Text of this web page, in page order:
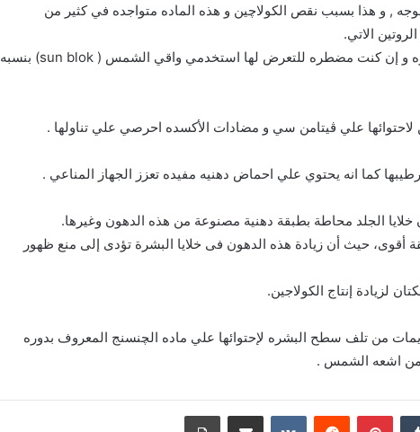
, و هذا بسبب نقص الكولاچين و هذه الماده متواجده في كثير من
الاتي.
1 : ابتعدي عن اشعه الشمس الضاره في وقت الذروه و إن كنت مضطره للتعرض لها استخدمي واقي الشمس ( sun blok) بنسبه
لاحتوائها علي ڤيتامن سي و مضادات الأكسده احرصي علي تناولها .
كما انه يحتوي علي احماض دهنيه مفيده تعزز الجهاز المناعي .
3 كلما كانت هذه الطبقة أقوى، حيث أن زيادة هذه الدهون فى خلايا البشرة تؤدى إلى منع ظهور
لزيادة إنتاج الكولاجين.
من تلف سطح البشره لإحتوائها علي ماده الچنسنج المعروف بدوره
من اشعه الشمس .
بينتيريست مشاركة عبر البريد طباعة